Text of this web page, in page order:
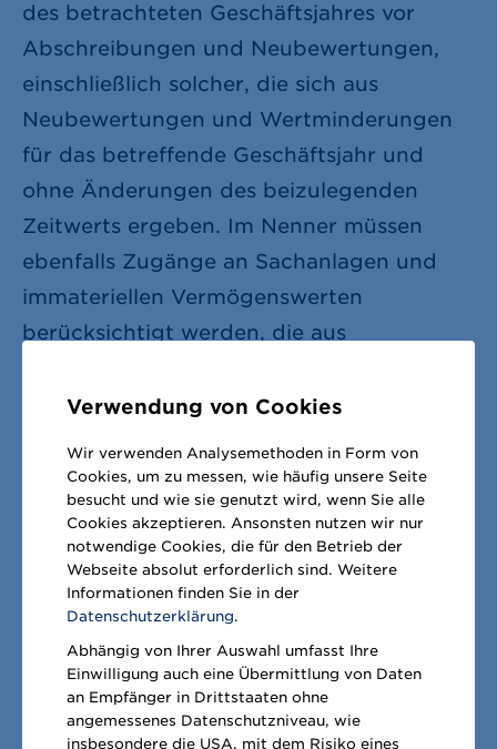
des betrachteten Geschäftsjahres vor
Abschreibungen und Neubewertungen,
einschließlich solcher, die sich aus
Neubewertungen und Wertminderungen
für das betreffende Geschäftsjahr und
ohne Änderungen des beizulegenden
Zeitwerts ergeben. Im Nenner müssen
ebenfalls Zugänge an Sachanlagen und
immateriellen Vermögenswerten
berücksichtigt werden, die aus
resultieren (Anwendung von
Detailanalyse der in den
Investitionsausgaben enthaltenen Posten
erfolgte die Prüfung der Zuordnung der
jeweiligen Investitionsaufwendungen zu
den taxonomiefähigen
Wirtschaftstätigkeiten. Die Summe der
identifizierten Investitionsausgaben der für
das Geschäftsjahr 2021/22
Verwendung von Cookies
Wir verwenden Analysemethoden in Form von
Cookies, um zu messen, wie häufig unsere Seite
besucht und wie sie genutzt wird, wenn Sie alle
Cookies akzeptieren. Ansonsten nutzen wir nur
notwendige Cookies, die für den Betrieb der
Webseite absolut erforderlich sind. Weitere
Informationen finden Sie in der
Datenschutzerklärung.
Abhängig von Ihrer Auswahl umfasst Ihre
Einwilligung auch eine Übermittlung von Daten
an Empfänger in Drittstaaten ohne
angemessenes Datenschutzniveau, wie
insbesondere die USA, mit dem Risiko eines